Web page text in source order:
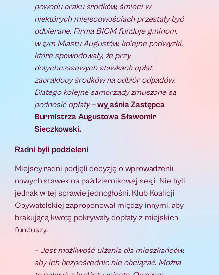
powodu braku środków, śmieci w
niektórych miejscowościach przestały być
odbierane. Firma BIOM funduje gminom,
w tym Miastu Augustów, kolejne podwyżki,
które spowodowały, że przy
dotychczasowych stawkach opłat
zabrakłoby środków na odbiór odpadów.
Dlatego kolejne samorządy zmuszone są
podnosić opłaty–wyjaśnia Zastępca
Burmistrza Augustowa Sławomir
Sieczkowski.
Radni byli podzieleni
Miejscy radni podjęli decyzję o wprowadzeniu
nowych stawek na październikowej sesji. Nie byli
jednak w tej sprawie jednogłośni. Klub Koalicji
Obywatelskiej zaproponował między innymi, aby
brakującą kwotę pokrywały dopłaty z miejskich
funduszy.
– Jest możliwość ulżenia dla mieszkańców,
aby ich bezpośrednio nie obciążać. Można